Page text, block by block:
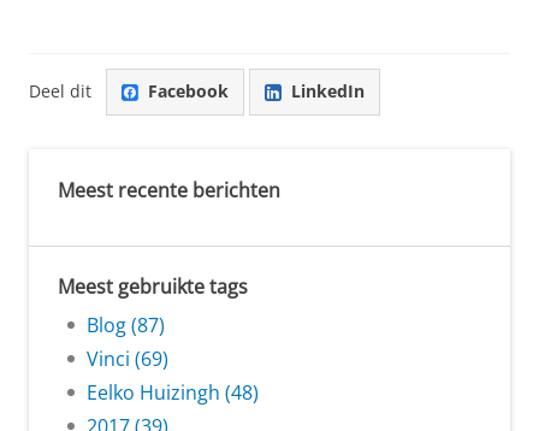
Deel dit Facebook LinkedIn
Meest recente berichten
Meest gebruikte tags
Blog (87)
Vinci (69)
Eelko Huizingh (48)